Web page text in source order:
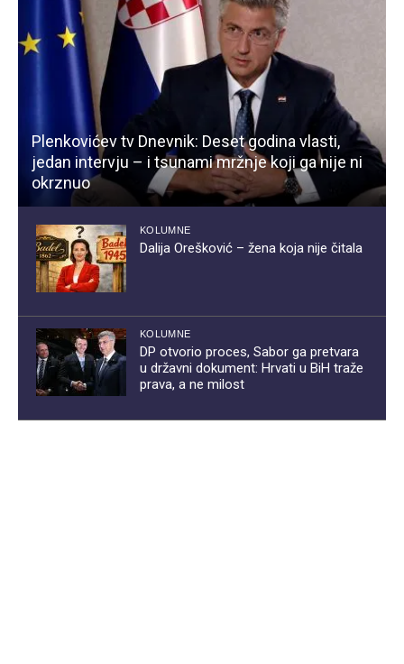
Plenkovićev tv Dnevnik: Deset godina vlasti,
jedan intervju – i tsunami mržnje koji ga nije ni
okrznuo
KOLUMNE
Dalija Orešković – žena koja nije čitala
KOLUMNE
DP otvorio proces, Sabor ga pretvara
u državni dokument: Hrvati u BiH traže
prava, a ne milost